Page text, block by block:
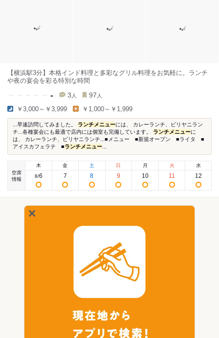
【横浜駅3分】本格インド料理と多彩なグリル料理をお気軽に。ランチ
や夜の宴会を彩る特別な時間
- 3 人 97 人
￥3,000～￥3,999 ￥1,000～￥1,999
...早速訪問してみました。 ランチメニューには、 カレーランチ、ビリヤニラン
チ...各種宴会にも最適で店内には個室も完備しています。 ランチメニューに
は、 カレーランチ、ビリヤニランチ...■メニュー ■新規オープン ■ライタ ■
アイスカフェラテ ■ランチメニュー
空席
情報
木
8/6
金
7
土
8
日
9
月
10
火
11
水
12